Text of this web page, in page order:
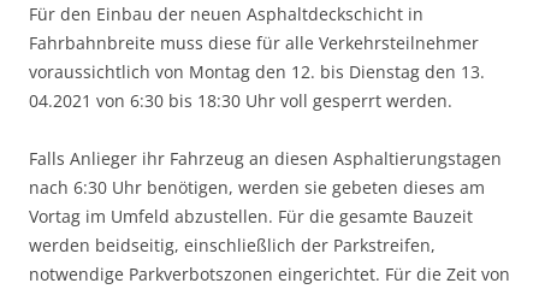
Für den Einbau der neuen Asphaltdeckschicht in
Fahrbahnbreite muss diese für alle Verkehrsteilnehmer
voraussichtlich von Montag den 12. bis Dienstag den 13.
04.2021 von 6:30 bis 18:30 Uhr voll gesperrt werden.
Falls Anlieger ihr Fahrzeug an diesen Asphaltierungstagen
nach 6:30 Uhr benötigen, werden sie gebeten dieses am
Vortag im Umfeld abzustellen. Für die gesamte Bauzeit
werden beidseitig, einschließlich der Parkstreifen,
notwendige Parkverbotszonen eingerichtet. Für die Zeit von